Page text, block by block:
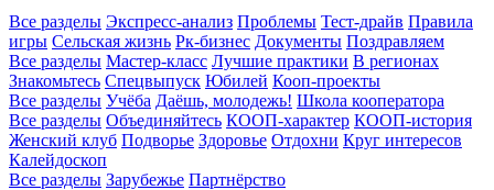
Все разделы Экспресс-анализ Проблемы Тест-драйв Правила
игры Сельская жизнь Рк-бизнес Документы Поздравляем
Все разделы Мастер-класс Лучшие практики В регионах
Знакомьтесь Спецвыпуск Юбилей Кооп-проекты
Все разделы Учёба Даёшь, молодежь! Школа кооператора
Все разделы Объединяйтесь КООП-характер КООП-история
Женский клуб Подворье Здоровье Отдохни Круг интересов
Калейдоскоп
Все разделы Зарубежье Партнёрство